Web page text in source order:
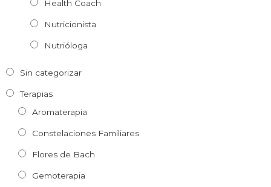
Health Coach
Nutricionista
Nutrióloga
Sin categorizar
Terapias
Aromaterapia
Constelaciones Familiares
Flores de Bach
Gemoterapia